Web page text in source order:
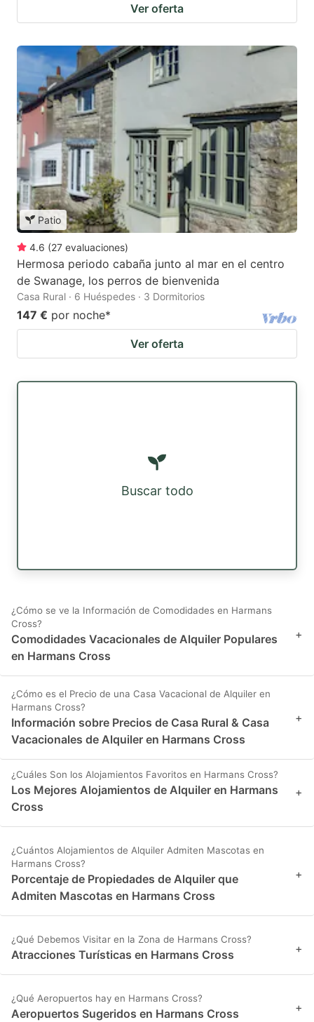
Ver oferta
Patio
4.6 (27 evaluaciones)
Hermosa periodo cabaña junto al mar en el centro
de Swanage, los perros de bienvenida
Casa Rural · 6 Huéspedes · 3 Dormitorios
147 € por noche*
Ver oferta
Buscar todo
¿Cómo se ve la Información de Comodidades en Harmans
Cross?
Comodidades Vacacionales de Alquiler Populares
en Harmans Cross
+
¿Cómo es el Precio de una Casa Vacacional de Alquiler en
Harmans Cross?
Información sobre Precios de Casa Rural & Casa
Vacacionales de Alquiler en Harmans Cross
+
¿Cuáles Son los Alojamientos Favoritos en Harmans Cross?
Los Mejores Alojamientos de Alquiler en Harmans
Cross
+
¿Cuántos Alojamientos de Alquiler Admiten Mascotas en
Harmans Cross?
Porcentaje de Propiedades de Alquiler que
Admiten Mascotas en Harmans Cross
+
¿Qué Debemos Visitar en la Zona de Harmans Cross?
Atracciones Turísticas en Harmans Cross +
¿Qué Aeropuertos hay en Harmans Cross?
Aeropuertos Sugeridos en Harmans Cross +